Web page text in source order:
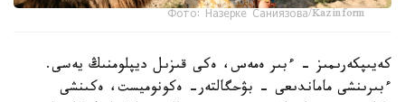
Фото: Назерке Саниязова/Kazinform
كەيىپكەرىمىز - ءبىر ەمەس، ەكى قىزىل ديپلومنىڭ يەسى.
ءبىرىنشى ماماندىعى - بۋحگالتەر- ەكونوميست، ەكىنشى